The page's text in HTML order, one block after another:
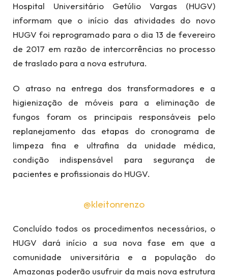
Hospital Universitário Getúlio Vargas (HUGV)
informam que o início das atividades do novo
HUGV foi reprogramado para o dia 13 de fevereiro
de 2017 em razão de intercorrências no processo
de traslado para a nova estrutura.
O atraso na entrega dos transformadores e a
higienização de móveis para a eliminação de
fungos foram os principais responsáveis pelo
replanejamento das etapas do cronograma de
limpeza fina e ultrafina da unidade médica,
condição indispensável para segurança de
pacientes e profissionais do HUGV.
@kleitonrenzo
Concluído todos os procedimentos necessários, o
HUGV dará início a sua nova fase em que a
comunidade universitária e a população do
Amazonas poderão usufruir da mais nova estrutura